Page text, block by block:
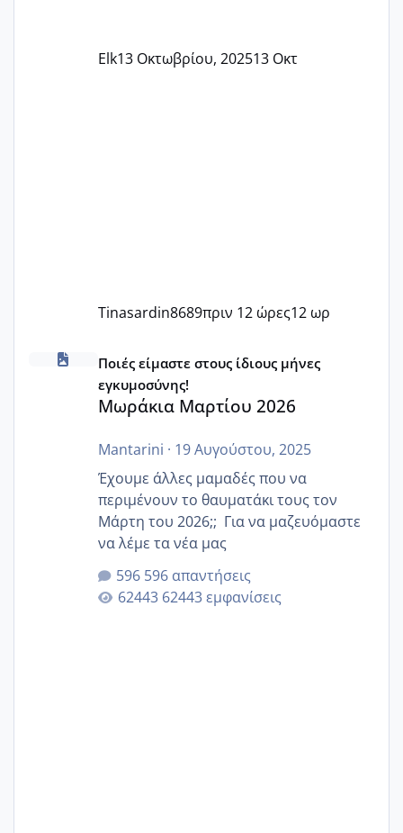
Elk13 Οκτωβρίου, 202513 Οκτ
Tinasardin8689πριν 12 ώρες12 ωρ
Μωράκια Μαρτίου 2026
Ποιές είμαστε στους ίδιους μήνες
εγκυμοσύνης!
Μωράκια Μαρτίου 2026
Mantarini · 19 Αυγούστου, 2025
Έχουμε άλλες μαμαδές που να
περιμένουν το θαυματάκι τους τον
Μάρτη του 2026;; Για να μαζευόμαστε
να λέμε τα νέα μας
596 απαντήσεις
62443 εμφανίσεις